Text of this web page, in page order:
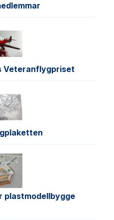
Veteranflygpriset
plastmodellbygge